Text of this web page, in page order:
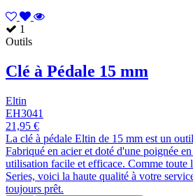
1
Outils
Clé à Pédale 15 mm
Eltin
EH3041
21,95 €
La clé à pédale Eltin de 15 mm est un
Fabriqué en acier et doté d'une poignée
utilisation facile et efficace. Comme toute
Series, voici la haute qualité à votre
toujours prêt.